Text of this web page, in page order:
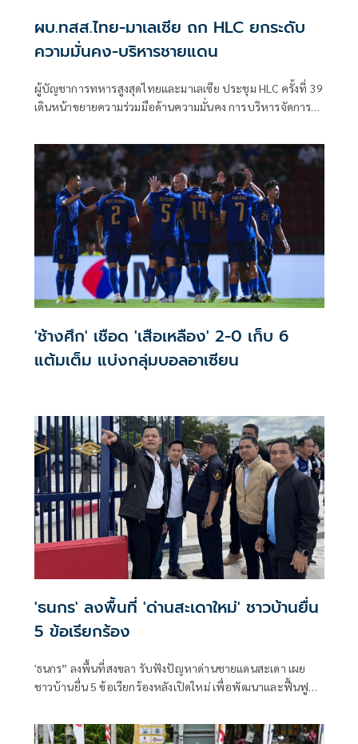
ผบ.ทสส.ไทย-มาเลเซีย ถก HLC ยกระดับ
ความมั่นคง-บริหารชายแดน
ผู้บัญชาการทหารสูงสุดไทยและมาเลเซีย ประชุม HLC ครั้งที่ 39
เดินหน้าขยายความร่วมมือด้านความมั่นคง การบริหารจัดการ
'ช้างศึก' เชือด 'เสือเหลือง' 2-0 เก็บ 6
แต้มเต็ม แบ่งกลุ่มบอลอาเซียน
'ธนกร' ลงพื้นที่ 'ด่านสะเดาใหม่' ชาวบ้านยื่น
5 ข้อเรียกร้อง
'ธนกร” ลงพื้นที่สงขลา รับฟังปัญหาด่านชายแดนสะเดา เผย
ชาวบ้านยื่น 5 ข้อเรียกร้องหลังเปิดใหม่ เพื่อพัฒนาและฟื้นฟู